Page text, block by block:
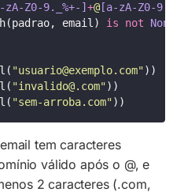
Z0-9._%+-] +@[a-zA-Z0-9.-]
email) is not None
"usuario@exemplo.com"
"invalido@.com"
"sem-arroba.com"
tem caracteres
válido após o @, e
2 caracteres (.com,